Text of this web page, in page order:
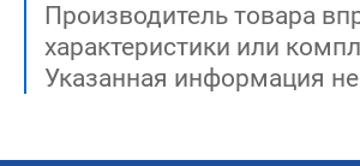
Производитель товара
характеристики или
Указанная информация